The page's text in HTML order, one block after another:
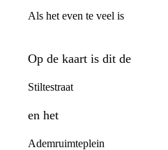
Als het even te veel is
Op de kaart is dit de
Stiltestraat
en het
Ademruimteplein